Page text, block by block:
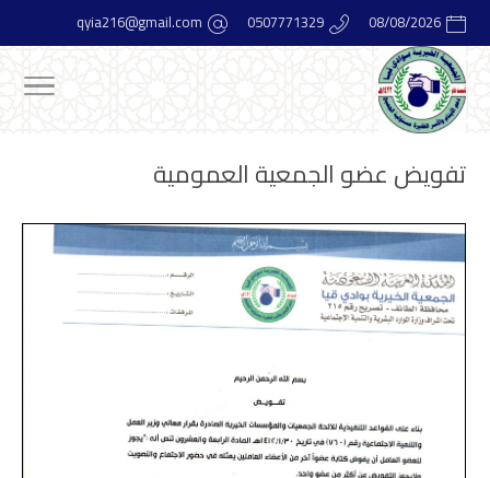
08/08/2026
0507771329
qyia216@gmail.com
تفويض عضو الجمعية العمومية